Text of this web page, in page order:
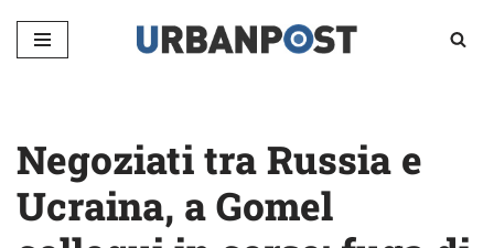
Vai
Negoziati tra Russia e
Ucraina, a Gomel